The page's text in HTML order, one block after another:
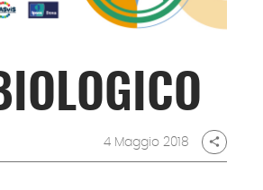
4 Maggio 2018 share